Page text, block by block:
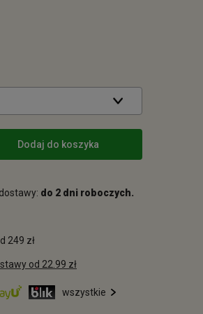
Dodaj do koszyka
do 2 dni roboczych.
249 zł
od 22.99 zł
wszystkie